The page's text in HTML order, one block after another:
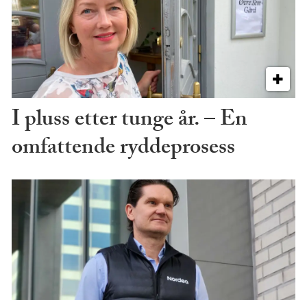
I pluss etter tunge år. – En
omfattende ryddeprosess